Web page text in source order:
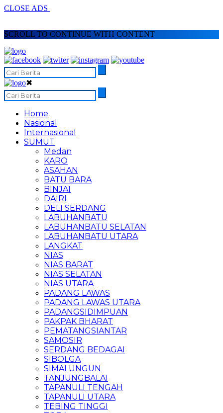
CLOSE ADS
SCROLL TO CONTINUE WITH CONTENT
✖
Home
Nasional
Internasional
SUMUT
Medan
KARO
ASAHAN
BATU BARA
BINJAI
DAIRI
DELI SERDANG
LABUHANBATU
LABUHANBATU SELATAN
LABUHANBATU UTARA
LANGKAT
NIAS
NIAS BARAT
NIAS SELATAN
NIAS UTARA
PADANG LAWAS
PADANG LAWAS UTARA
PADANGSIDIMPUAN
PAKPAK BHARAT
PEMATANGSIANTAR
SAMOSIR
SERDANG BEDAGAI
SIBOLGA
SIMALUNGUN
TANJUNGBALAI
TAPANULI TENGAH
TAPANULI UTARA
TEBING TINGGI